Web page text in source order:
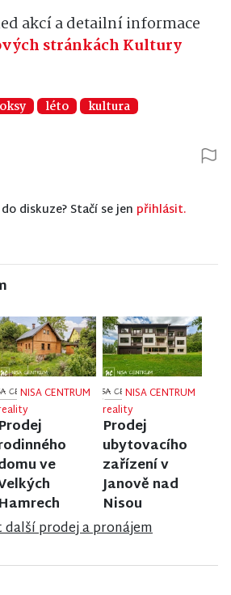
akcí a detailní informace
stránkách Kultury
léto kultura
diskuze? Stačí se jen přihlásit.
NISA CENTRUM
Prodej
ve
Hamrech
NISA CENTRUM
reality
Prodej
ubytovacího
zařízení v
Janově nad
Nisou
prodej a pronájem